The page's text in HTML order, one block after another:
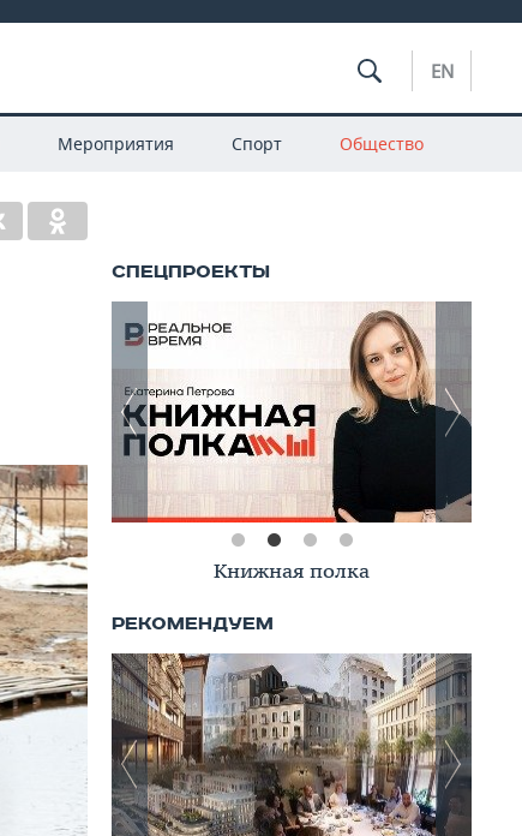
EN
Мероприятия Спорт Общество
Книжная полка